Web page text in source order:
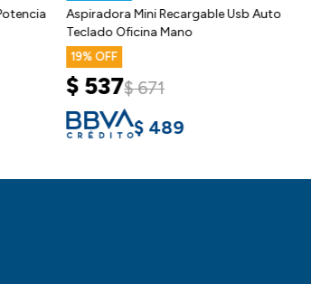
Aspiradora Mini Recargable Usb Auto
Teclado Oficina Mano
19
$ 537$ 671
$ 489